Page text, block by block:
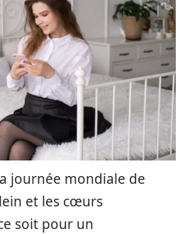
journée mondiale de
et les cœurs
soit pour un